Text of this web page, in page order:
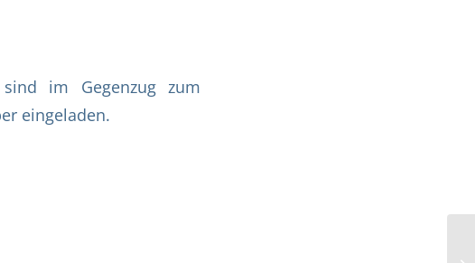
im Gegenzug zum
eingeladen.